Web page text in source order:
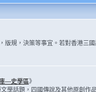
版規，決策等事宜。若對香港三
---史學區》
學話題，四國傳說及其他原創作